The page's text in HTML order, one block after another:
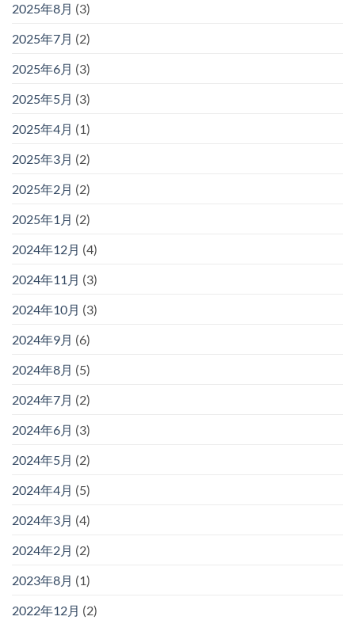
2025年8月 (3)
2025年7月 (2)
2025年6月 (3)
2025年5月 (3)
2025年4月 (1)
2025年3月 (2)
2025年2月 (2)
2025年1月 (2)
2024年12月 (4)
2024年11月 (3)
2024年10月 (3)
2024年9月 (6)
2024年8月 (5)
2024年7月 (2)
2024年6月 (3)
2024年5月 (2)
2024年4月 (5)
2024年3月 (4)
2024年2月 (2)
2023年8月 (1)
2022年12月 (2)